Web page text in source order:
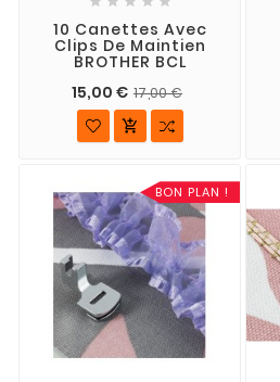
10 Canettes Avec
Clips De Maintien
BROTHER BCL
15,00 € 17,00 €

BON PLAN !